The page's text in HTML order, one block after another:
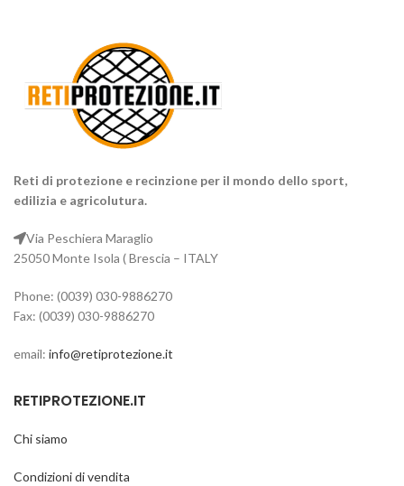
Reti di protezione e recinzione per il mondo dello sport,
edilizia e agricolutura.
Via Peschiera Maraglio
25050 Monte Isola ( Brescia – ITALY
Phone: (0039) 030-9886270
Fax: (0039) 030-9886270
email: info@retiprotezione.it
RETIPROTEZIONE.IT
Chi siamo
Condizioni di vendita